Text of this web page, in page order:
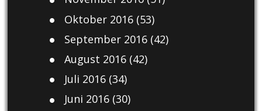
Oktober 2016(53)
September 2016(42)
August 2016(42)
Juli 2016(34)
Juni 2016(30)